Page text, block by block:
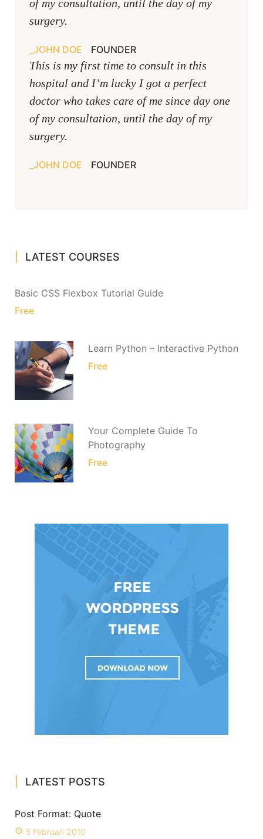
of my consultation, until the day of my
surgery.
JOHN DOE FOUNDER
This is my first time to consult in this
hospital and I’m lucky I got a perfect
doctor who takes care of me since day one
of my consultation, until the day of my
surgery.
JOHN DOE FOUNDER
LATEST COURSES
Basic CSS Flexbox Tutorial Guide
Free
Learn Python – Interactive Python
Free
Your Complete Guide To
Photography
Free
LATEST POSTS
Post Format: Quote
5 Februari 2010